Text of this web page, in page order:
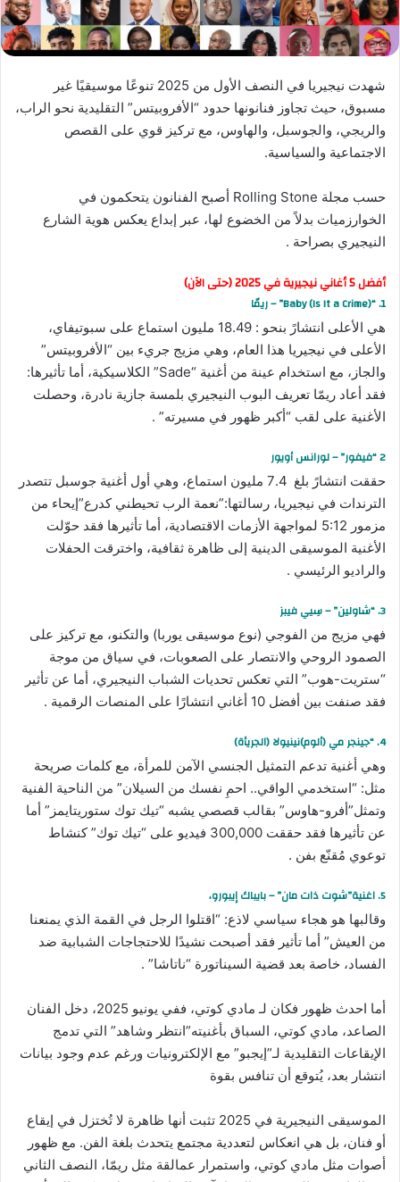
شهدت نيجيريا في النصف الأول من 2025 تنوعًا موسيقيًا غير
مسبوق، حيث تجاوز فنانونها حدود “الأفروبيتس” التقليدية نحو الراب،
والريجي، والجوسبل، والهاوس، مع تركيز قوي على القصص
الاجتماعية والسياسية.
حسب مجلة Rolling Stone أصبح الفنانون يتحكمون في
الخوارزميات بدلاً من الخضوع لها، عبر إبداع يعكس هوية الشارع
النيجيري بصراحة .
أفضل 5 أغاني نيجيرية في 2025 (حتى الآن)
1. “Baby (Is It a Crime)” – ريمّا
هي الأعلى انتشارً بنحو : 18.49 مليون استماع على سبوتيفاي،
الأعلى في نيجيريا هذا العام، وهي مزيج جريء بين “الأفروبيتس”
والجاز، مع استخدام عينة من أغنية “Sade” الكلاسيكية، أما تأثيرها:
فقد أعاد ريمّا تعريف البوب النيجيري بلمسة جازية نادرة، وحصلت
الأغنية على لقب “أكبر ظهور في مسيرته” .
2 “فيفور” – لورانس أويور
حققت انتشارً بلغ 7.4 مليون استماع، وهي أول أغنية جوسبل تتصدر
الترندات في نيجيريا، رسالتها:”نعمة الرب تحيطني كدرع”إيحاء من
مزمور 5:12 لمواجهة الأزمات الاقتصادية، أما تأثيرها فقد حوّلت
الأغنية الموسيقى الدينية إلى ظاهرة ثقافية، واخترقت الحفلات
والراديو الرئيسي .
3. “شاولين” – سِيي فيبز
فهي مزيج من الفوجي (نوع موسيقى يوربا) والتكنو، مع تركيز على
الصمود الروحي والانتصار على الصعوبات، في سياق من موجة
“ستريت-هوب” التي تعكس تحديات الشباب النيجيري، أما عن تأثير
فقد صنفت بين أفضل 10 أغاني انتشارًا على المنصات الرقمية .
4. “جينجر مي (ألوم)نينيولا (الجريأة)
وهي أغنية تدعم التمثيل الجنسي الآمن للمرأة، مع كلمات صريحة
مثل: “استخدمي الواقي.. احمِ نفسك من السيلان” من الناحية الفنية
وتمثل”أفرو-هاوس” بقالب قصصي يشبه “تيك توك ستوريتايمز” أما
عن تأثيرها فقد حققت 300,000 فيديو على “تيك توك” كنشاط
توعوي مُقنّع بفن .
5. اغنية”شوت ذات مان” – بايباك إيبورو،
وقالبها هو هجاء سياسي لاذع: “اقتلوا الرجل في القمة الذي يمنعنا
من العيش” أما تأثير فقد أصبحت نشيدًا للاحتجاجات الشبابية ضد
الفساد، خاصة بعد قضية السيناتورة “ناتاشا” .
أما احدث ظهور فكان لـ مادي كوتي، ففي يونيو 2025، دخل الفنان
الصاعد، مادي كوتي، السباق بأغنيته”انتظر وشاهد” التي تدمج
الإيقاعات التقليدية لـ”إيجبو” مع الإلكترونيات ورغم عدم وجود بيانات
انتشار بعد، يُتوقع أن تنافس بقوة
الموسيقى النيجيرية في 2025 تثبت أنها ظاهرة لا تُختزل في إيقاع
أو فنان، بل هي انعكاس لتعددية مجتمع يتحدث بلغة الفن. مع ظهور
أصوات مثل مادي كوتي، واستمرار عمالقة مثل ريمّا، النصف الثاني